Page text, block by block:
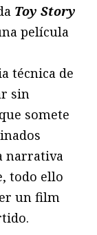
Toy Story
película
técnica de
sin
somete
narrativa
todo ello
un film